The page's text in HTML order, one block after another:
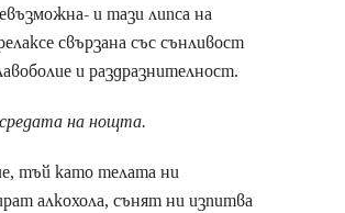
и тази липса на
свързана със сънливост
и раздразнителност.
на нощта.
тъй като телата ни
алкохола, сънят ни изпитва